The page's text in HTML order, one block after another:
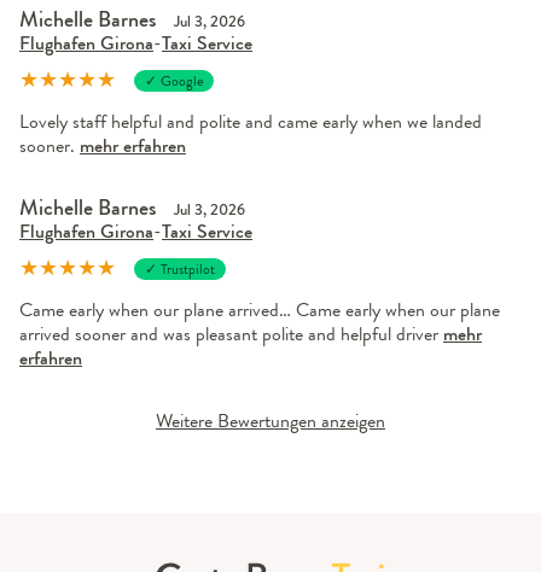
Michelle Barnes Jul 3, 2026
Flughafen Girona-Taxi Service
★★★★★ ✓ Google
Lovely staff helpful and polite and came early when we landed
sooner. mehr erfahren
Michelle Barnes Jul 3, 2026
Flughafen Girona-Taxi Service
★★★★★ ✓ Trustpilot
Came early when our plane arrived… Came early when our plane
arrived sooner and was pleasant polite and helpful driver mehr
erfahren
Weitere Bewertungen anzeigen